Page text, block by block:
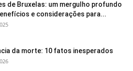
de Bruxelas: um mergulho profundo
e considerações para...
da morte: 10 fatos inesperados